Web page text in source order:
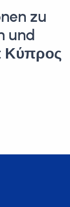
zu
und
Κύπρος